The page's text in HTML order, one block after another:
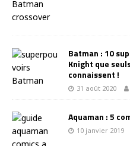
Batman : 10
Knight que
connaissent !
31 août 2020
Aquaman : 5
10 janvier 2019